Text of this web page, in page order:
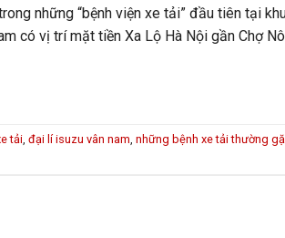
những “bệnh viện xe tải” đầu tiên tại
có vị trí mặt tiền Xa Lộ Hà Nội gần Chợ
tải, đại lí isuzu vân nam, những bệnh xe tải thường